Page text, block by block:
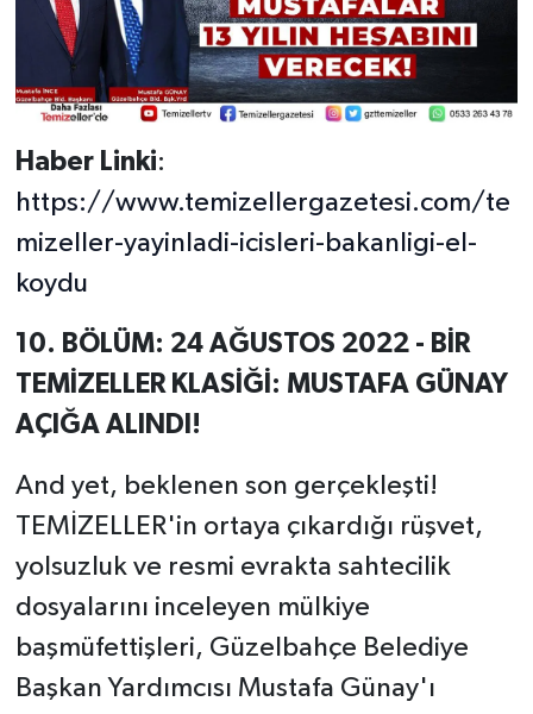
Haber Linki:
https://www.temizellergazetesi.com/te
mizeller-yayinladi-icisleri-bakanligi-el-
koydu
10. BÖLÜM: 24 AĞUSTOS 2022 - BİR
TEMİZELLER KLASİĞİ: MUSTAFA GÜNAY
AÇIĞA ALINDI!
And yet, beklenen son gerçekleşti!
TEMİZELLER'in ortaya çıkardığı rüşvet,
yolsuzluk ve resmi evrakta sahtecilik
dosyalarını inceleyen mülkiye
başmüfettişleri, Güzelbahçe Belediye
Başkan Yardımcısı Mustafa Günay'ı